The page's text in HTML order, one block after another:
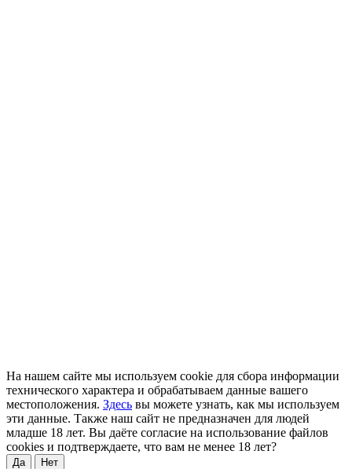
На нашем сайте мы используем cookie для сбора информации
технического характера и обрабатываем данные вашего
местоположения. Здесь вы можете узнать, как мы используем
эти данные. Также наш сайт не предназначен для людей
младше 18 лет. Вы даёте согласие на использование файлов
cookies и подтверждаете, что вам не менее 18 лет?
Да Нет